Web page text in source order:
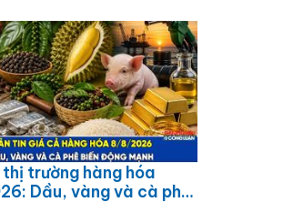
trường hàng hóa
Dầu, vàng và cà phê